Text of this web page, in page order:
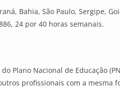
Bahia, São Paulo, Sergipe,
24 por 40 horas semanais.
Plano Nacional de Educação
profissionais com a mesma